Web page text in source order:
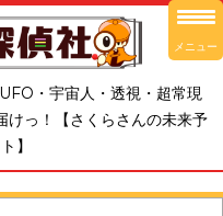
・宇宙人・透視・超常現
けっ！【さくらさんの未来予
】
メニュー